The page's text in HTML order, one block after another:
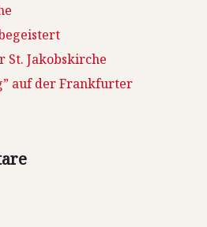
St. Jakobskirche
auf der Frankfurter